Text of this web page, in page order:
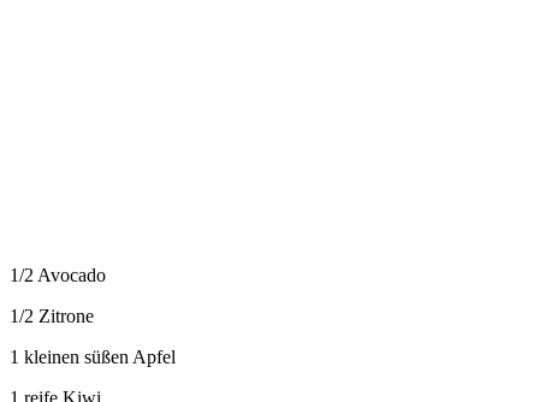
1/2 Avocado
1/2 Zitrone
1 kleinen süßen Apfel